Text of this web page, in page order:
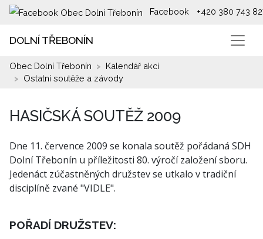
Facebook +420 380 743
DOLNÍ TŘEBONÍN
Obec Dolní Třebonín
Kalendář akcí
Ostatní soutěže a závody
HASIČSKÁ SOUTĚŽ 2009
Dne 11. července 2009 se konala soutěž pořádaná SDH
Dolní Třebonín u příležitosti 80. výročí založení sboru.
Jedenáct zúčastněných družstev se utkalo v tradiční
disciplíně zvané "VIDLE".
POŘADÍ DRUŽSTEV: